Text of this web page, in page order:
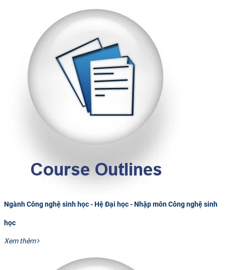
Ngành Công nghệ sinh học - Hệ Đại học - Nhập môn Công nghệ sinh
học
Xem thêm